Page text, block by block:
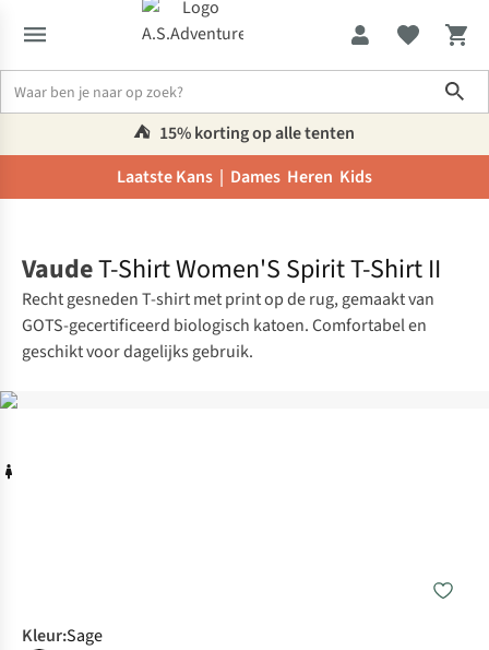
⛺️ 15% korting op alle tenten
Laatste Kans | Dames Heren Kids
VaudeT-Shirt Women'S Spirit T-Shirt II
Recht gesneden T-shirt met print op de rug, gemaakt van
GOTS-gecertificeerd biologisch katoen. Comfortabel en
geschikt voor dagelijks gebruik.
Kleur:Sage